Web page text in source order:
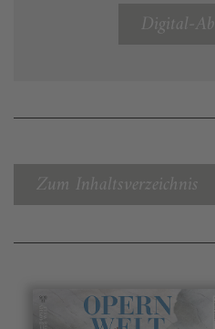
Digital-
Zum Inhaltsverzeichnis